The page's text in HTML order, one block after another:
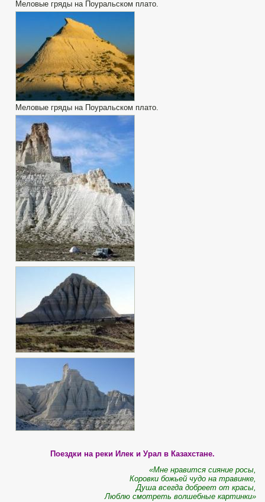
Меловые гряды на Поуральском плато.
Меловые гряды на Поуральском плато.
Поездки на реки Илек и Урал в Казахстане.
«Мне нравится сияние росы,
Коровки божьей чудо на травинке,
Душа всегда добреет от красы,
Люблю смотреть волшебные картинки»